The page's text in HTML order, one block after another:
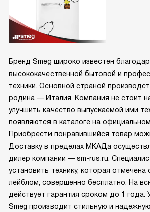
Бренд Smeg широко известен
высококачественной бытовой и
техники. Основной страной
родина — Италия. Компания не стоит
улучшить качество выпускаемой ими
появляются в каталоге на
Приобрести понравившийся товар
Доставку в пределах МКАДа
дилер компании — sm-rus.ru.
установить технику, которая отмечена
лейблом, совершенно бесплатно. На
действует гарантия сроком до 1 года.
Smeg производит стильную и надежную